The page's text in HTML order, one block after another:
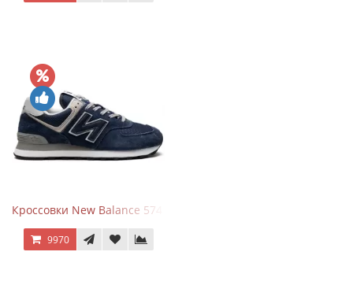
Кроссовки New Balance 574 Navy Blue Grey
9970